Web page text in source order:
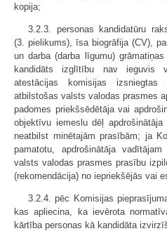
kopija;
3.2.3. personas kandidatūru
(3. pielikums), īsa biogrāfija (CV),
un darba (darba līgumu)
kandidāts izglītību nav ieguvis
atestācijas komisijas izsniegtas
atbilstošas valsts valodas prasmes
padomes priekšsēdētāja vai
objektīvu iemeslu dēļ
neatbilst minētajām prasībām; ja
pamatotu, apdrošinātāja
valsts valodas prasmes prasību
(rekomendācija) no iepriekšējās vai
3.2.4. pēc Komisijas
kas apliecina, ka ievērota
kārtība personas kā kandidāta